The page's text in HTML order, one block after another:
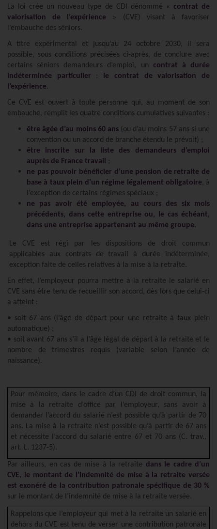
La loi crée un nouveau type de CDI dénommé « contrat de
valorisation de l’expérience » (CVE) visant à favoriser
l’embauche des séniors.
A titre expérimental et jusqu’au 24 octobre 2030, il sera
possible, sous conditions précisées ci-après, de conclure avec
certains séniors demandeurs d’emploi, un contrat à durée
indéterminée particulier : le
contrat de valorisation de
l’expérience.
Ce CVE est ouvert à toute personne qui, au moment de son
embauche, remplit les quatre conditions cumulatives suivantes :
être âgée d’au moins 60 ans(ou d’au moins 57 ans si une
convention ou un accord de branche étendu le prévoit) ;
être inscrite sur la liste des demandeurs d’emploi
auprès de France travail
;
ne pas pouvoir bénéficier d’une pension de retraite de
base à taux plein d’un régime légalement obligatoire, à
l’exception de certains régimes spéciaux ;
ne pas avoir été employée, au cours des six mois
précédents, dans cette entreprise ou, le cas échéant,
dans une entreprise appartenant au même groupe.
Le CVE est régi par les dispositions de droit commun
applicables aux contrats de travail à durée indéterminée,
exception faite de celles relatives à la mise à la retraite.
En effet, l’employeur pourra mettre à la retraite le salarié en
CVE sans être tenu de recueillir son accord, dès lors que celui-ci
a atteint :
• soit 67 ans (l’âge de départ pour une retraite à taux plein
automatique) ;
• soit avant 67 ans s’il a l’âge légal de départ à la retraite et le
nombre de trimestres requis (variable selon l’année de
naissance).
Pour mémoire, dans le cadre d’un CDI de droit commun, la
mise à la retraite d’office par l’employeur, sans avoir à
demander l’accord du salarié n’est possible qu’à partir de 70
ans. La mise à la retraite n’est possible qu’à partir de 67 ans
et nécessite l’accord du salarié entre 67 et 70 ans (C. trav.,
art. L. 1237-5).
Par ailleurs, en cas de mise à la retraite dans le cadre d’un
CVE, le montant de l’indemnité de mise à la retraite versée
est exonéré de la contribution patronale spécifique de 30 %
sur le montant de l’indemnité de mise à la retraite versée.
Rappelons que l’employeur qui met à la retraite un salarié en
dehors du CVE est tenu de verser une contribution patronale